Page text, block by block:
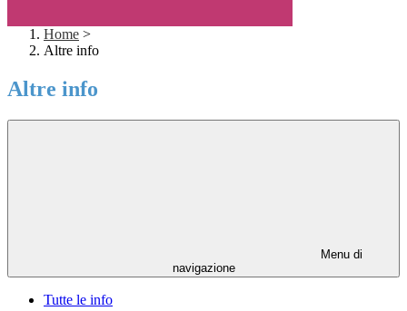
Home >
Altre info
Altre info
Menu di
navigazione
Tutte le info